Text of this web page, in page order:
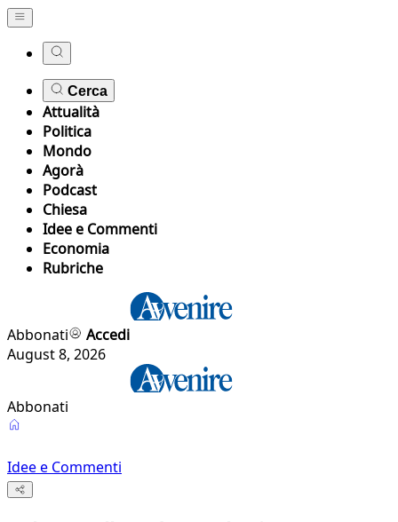
Cerca
Attualità
Politica
Mondo
Agorà
Podcast
Chiesa
Idee e Commenti
Economia
Rubriche
Abbonati
Accedi
August 8, 2026
Abbonati
Idee e Commenti